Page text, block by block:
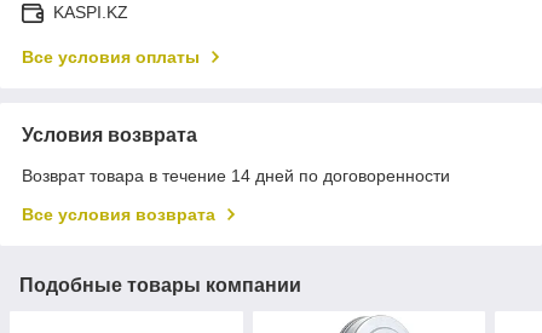
KASPI.KZ
Все условия оплаты
Условия возврата
Возврат товара в течение 14 дней по договоренности
Все условия возврата
Подобные товары компании